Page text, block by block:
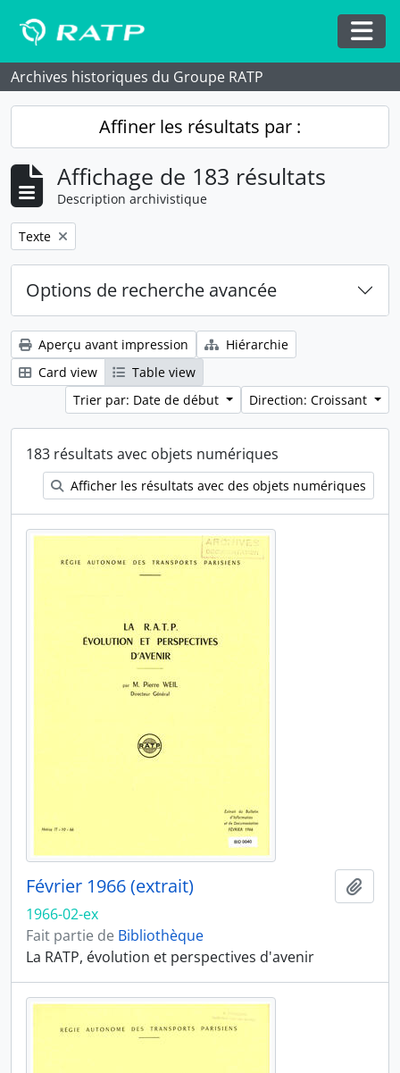
Archives historiques du Groupe RATP
Affiner les résultats par :
Affichage de 183 résultats
Description archivistique
Remove filter:
Texte
Options de recherche avancée
Aperçu avant impression
Hiérarchie
Card view
Table view
Trier par: Date de début
Direction: Croissant
183 résultats avec objets numériques
Afficher les résultats avec des objets numériques
Février 1966 (extrait)
1966-02-ex
Fait partie de Bibliothèque
La RATP, évolution et perspectives d'avenir